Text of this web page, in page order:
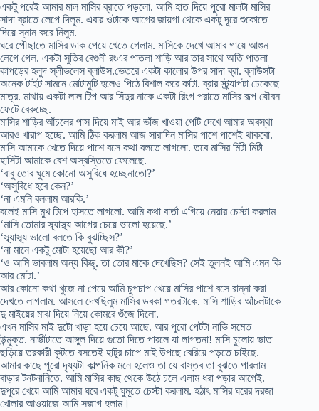
একটু পরেই আমার মাল মাসির ব্রাতে পড়লো. আমি হাত দিয়ে পুরো মালটা মাসির
সাদা ব্রাতে লেপে দিলুম. এবার ওটাকে আগের জায়গা থেকে একটু দূরে শুকোতে
দিয়ে স্নান করে নিলুম.
ঘরে পৌছাতে মাসির ডাক পেয়ে খেতে গেলাম. মাসিকে দেখে আমার গায়ে আগুন
লেগে গেল. একটা সুতির বেগুনী রংএর পাতলা শাড়ি আর তার সাথে অতি পাতলা
কাপড়ের হলুদ স্লীভলেস ব্লাউস.ভেতরে একটা কালোর উপর সাদা ব্রা. ব্লাউসটা
অনেক টাইট সামনে মোটামুটি হলেও পিঠে বিশাল করে কাটা. ব্রার স্ট্র্যাপটা ঢেকেছে
মাত্র. মাথায় একটা লাল টিপ আর সিঁদুর নাকে একটা রিংগ পরাতে মাসির রূপ যৌবন
ফেটে বেরুচ্ছে.
মাসির শাড়ির আঁচলের পাস দিয়ে মাই আর ভাঁজ খাওয়া পেটি দেখে আমার অবস্থা
আরও খারাপ হচ্ছে. আমি ঠিক করলাম আজ সারাদিন মাসির পাশে পাশেই থাকবো.
মাসি আমাকে খেতে দিয়ে পাশে বসে কথা বলতে লাগলো. তবে মাসির মিটী মিটী
হাসিটা আমাকে বেশ অস্বস্তিতে ফেলেছে.
‘বাবু তোর ঘুমে কোনো অসুবিধে হচ্ছেনাতো?’
‘অসুবিধে হবে কেন?’
‘না এমনি বললাম আরকি.’
বলেই মাসি মুখ টিপে হাসতে লাগলো. আমি কথা বার্তা এগিয়ে নেয়ার চেস্টা করলাম
‘মাসি তোমার স্ব্যাস্থ্য আগের চেয়ে ভালো হয়েছে.’
‘স্ব্যাস্থ্য ভালো বলতে কি বুঝচ্ছিস?’
‘না মানে একটু মোটা হয়েছো আর কী?’
‘ও আমি ভাবলাম অন্য কিছু. তা তোর মাকে দেখেছিস? সেই তুলনই আমি এমন কি
আর মোটা.’
আর কোনো কথা খুজে না পেয়ে আমি চুপচাপ খেয়ে মাসির পাশে বসে রান্না করা
দেখতে লাগলাম. আসলে দেখছিলুম মাসির ডবকা গতরটাকে. মাসি শাড়ির আঁচলটাকে
দু মাইয়ের মাঝ দিয়ে নিয়ে কোমরে গুঁজে দিলো.
এখন মাসির মাই দুটো খাড়া হয়ে চেয়ে আছে. আর পুরো পেটটা নাভি সমেত
উন্মুক্ত. নাভীটাতে আঙ্গুল দিয়ে গুতো দিতে পারলে যা লাগতনা! মাসি চুলোয় ভাত
ছড়িয়ে তরকারী কুটতে বসতেই হাটুর চাপে মাই উপছে বেরিয়ে পড়তে চাইছে.
আমার কাছে পুরো দৃষ্যটা কাল্পনিক মনে হলেও তা যে বাস্তব তা বুঝতে পারলাম
বাড়ার টনটনানিতে. আমি মাসির কাছ থেকে উঠে চলে এলাম ধরা পড়ার আগেই.
দুপুরে খেয়ে আমি আমার ঘরে একটু ঘুমূতে চেস্টা করলাম. হঠাৎ মাসির ঘরের দরজা
খোলার আওয়াজে আমি সজাগ হলাম।